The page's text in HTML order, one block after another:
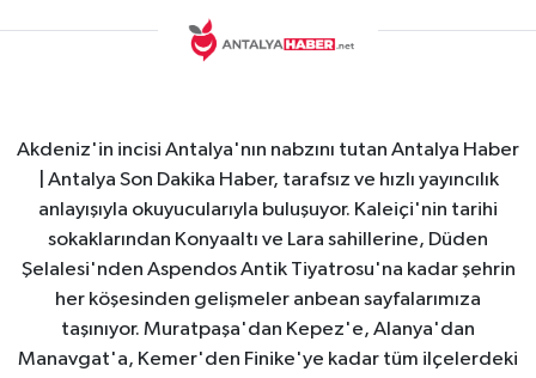
Akdeniz'in incisi Antalya'nın nabzını tutan Antalya Haber
| Antalya Son Dakika Haber, tarafsız ve hızlı yayıncılık
anlayışıyla okuyucularıyla buluşuyor. Kaleiçi'nin tarihi
sokaklarından Konyaaltı ve Lara sahillerine, Düden
Şelalesi'nden Aspendos Antik Tiyatrosu'na kadar şehrin
her köşesinden gelişmeler anbean sayfalarımıza
taşınıyor. Muratpaşa'dan Kepez'e, Alanya'dan
Manavgat'a, Kemer'den Finike'ye kadar tüm ilçelerdeki